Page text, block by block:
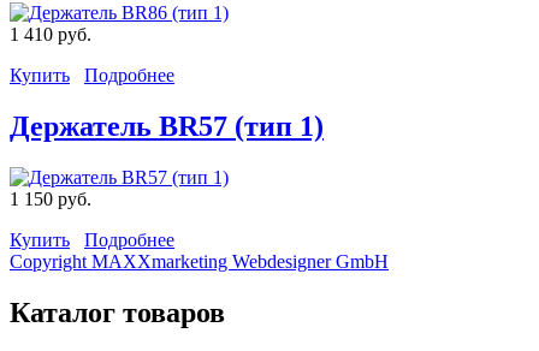
1 410 руб.
Купить
Подробнее
Держатель BR57 (тип 1)
1 150 руб.
Купить
Подробнее
Copyright MAXXmarketing Webdesigner GmbH
Каталог товаров